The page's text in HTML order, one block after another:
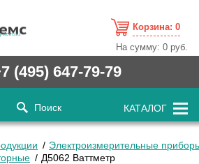
Корзина: 0
На сумму:0 руб.
(495) 647-79-79
Поиск КАТАЛОГ
Электроизмерительные
Д5062 Ваттметр